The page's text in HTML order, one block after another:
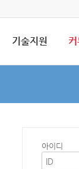
기술지원 커
아이디